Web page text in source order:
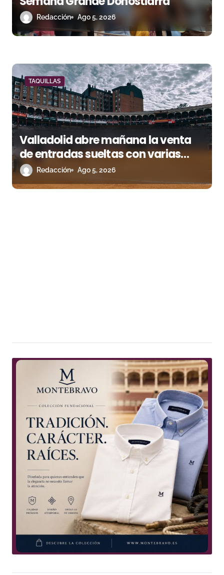
Redacción Ago 5, 2026
TAQUILLAS
Valladolid abre mañana la venta
de entradas sueltas con varias
tardes apuntando al lleno
Redacción Ago 5, 2026